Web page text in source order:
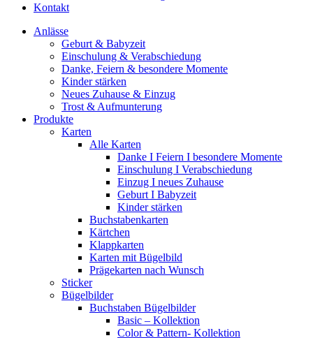
Kontakt
Anlässe
Geburt & Babyzeit
Einschulung & Verabschiedung
Danke, Feiern & besondere Momente
Kinder stärken
Neues Zuhause & Einzug
Trost & Aufmunterung
Produkte
Karten
Alle Karten
Danke I Feiern I besondere Momente
Einschulung I Verabschiedung
Einzug I neues Zuhause
Geburt I Babyzeit
Kinder stärken
Buchstabenkarten
Kärtchen
Klappkarten
Karten mit Bügelbild
Prägekarten nach Wunsch
Sticker
Bügelbilder
Buchstaben Bügelbilder
Basic – Kollektion
Color & Pattern- Kollektion